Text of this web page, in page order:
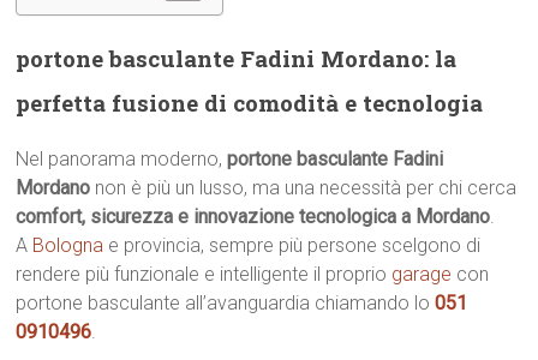
portone basculante Fadini Mordano: la
perfetta fusione di comodità e tecnologia
Nel panorama moderno,portone basculante Fadini
Mordano non è più un lusso, ma una necessità per chi cerca
comfort, sicurezza e innovazione tecnologica a Mordano.
A Bologna e provincia, sempre più persone scelgono di
rendere più funzionale e intelligente il proprio garage con
portone basculante all’avanguardia chiamando lo051
0910496.